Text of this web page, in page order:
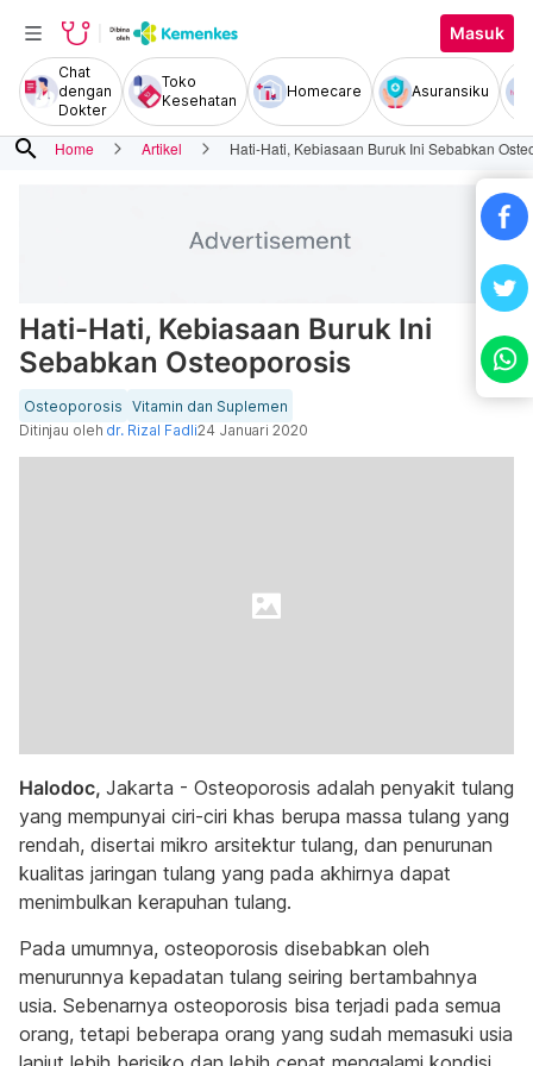
Masuk
Chat
dengan
Dokter
Toko
Kesehatan
Homecare Asuransiku
search Home Artikel Hati-Hati, Kebiasaan Buruk Ini Sebabkan
Hati-Hati, Kebiasaan Buruk Ini
Sebabkan Osteoporosis
Osteoporosis Vitamin dan Suplemen
Ditinjau oleh dr. Rizal Fadli24 Januari 2020
Halodoc, Jakarta - Osteoporosis adalah penyakit tulang
yang mempunyai ciri-ciri khas berupa massa tulang yang
rendah, disertai mikro arsitektur tulang, dan penurunan
kualitas jaringan tulang yang pada akhirnya dapat
menimbulkan kerapuhan tulang.
Pada umumnya, osteoporosis disebabkan oleh
menurunnya kepadatan tulang seiring bertambahnya
usia. Sebenarnya osteoporosis bisa terjadi pada semua
orang, tetapi beberapa orang yang sudah memasuki usia